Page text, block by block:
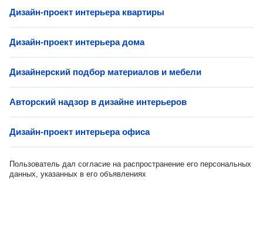
Дизайн-проект интерьера квартиры
Дизайн-проект интерьера дома
Дизайнерский подбор материалов и мебели
Авторский надзор в дизайне интерьеров
Дизайн-проект интерьера офиса
Пользователь дал согласие на распространение его персональных
данных, указанных в его объявлениях